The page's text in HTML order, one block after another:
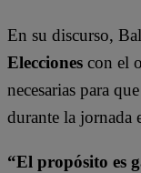
En su discurso,
Elecciones con el
necesarias para
durante la jornada
“El propósito es